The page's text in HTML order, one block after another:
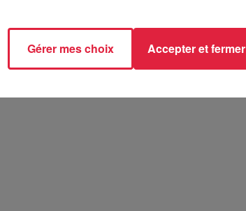
! - Biocoop
Gérer mes choix Accepter et fermer